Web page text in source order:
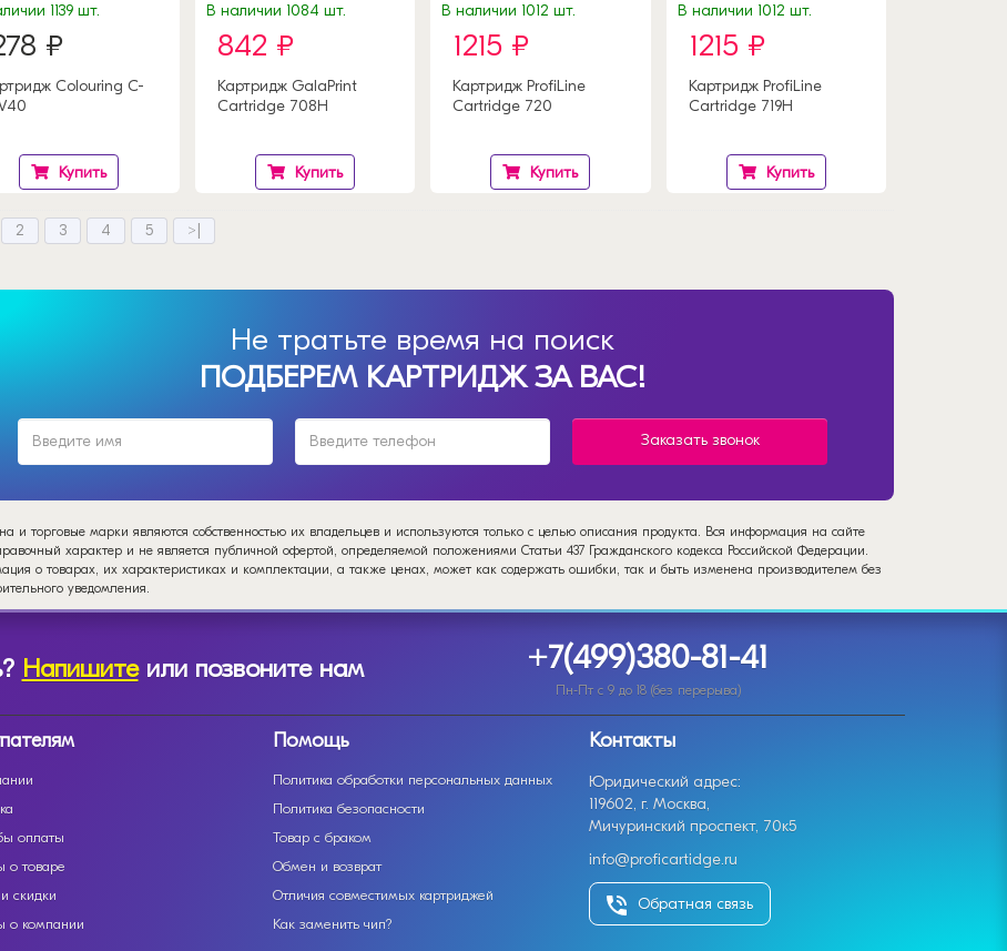
1139 шт.
₽
Colouring C-
Купить
В наличии 1084 шт.
842 ₽
Картридж GalaPrint
Cartridge 708H
Купить
В наличии 1012 шт.
1215 ₽
Картридж ProfiLine
Cartridge 720
Купить
В наличии 1012 шт.
1215 ₽
Картридж ProfiLine
Cartridge 719H
Купить
2 3 4 5 >|
Не тратьте время на поиск
ПОДБЕРЕМ КАРТРИДЖ ЗА ВАС!
Заказать звонок
и торговые марки являются собственностью их владельцев и используются только с целью описания продукта. Вся информация на сайте
характер и не является публичной офертой, определяемой положениями Статьи 437 Гражданского кодекса Российской Федерации.
о товарах, их характеристиках и комплектации, а также ценах, может как содержать ошибки, так и быть изменена производителем без
уведомления.
Напишитеили позвоните нам +7(499)380-81-41
Пн-Пт с 9 до 18 (без перерыва)
оплаты
о товаре
скидки
о компании
Помощь
Политика обработки персональных данных
Политика безопасности
Товар с браком
Обмен и возврат
Отличия совместимых картриджей
Как заменить чип?
Контакты
Юридический адрес:
119602, г. Москва,
Мичуринский проспект, 70к5
info@proficartidge.ru
Обратная связь